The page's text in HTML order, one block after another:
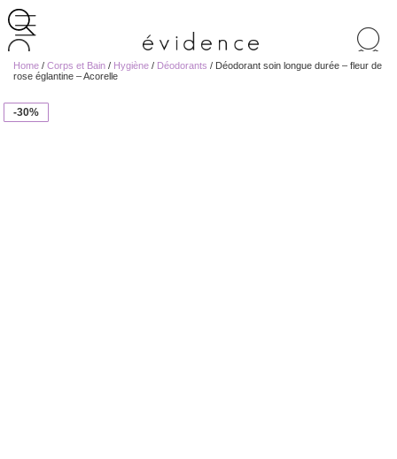
de
produits
Home / Corps et Bain / Hygiène / Déodorants / Déodorant soin longue durée – fleur de
rose églantine – Acorelle
-30%